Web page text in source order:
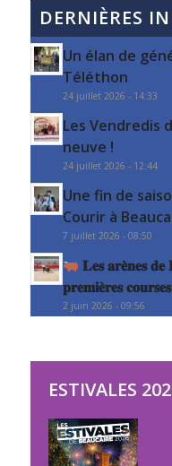
DERNIÈRES
Un élan de
Téléthon
24 juillet 2026 - 14:33
Les Vendredis
neuve !
24 juillet 2026 - 12:44
Une fin de
Courir à
7 juillet 2026 - 08:50
𝐋𝐞𝐬 𝐚𝐫𝐞̀𝐧𝐞𝐬 𝐝𝐞
𝐩𝐫𝐞𝐦𝐢𝐞̀𝐫𝐞𝐬
2 juin 2026 - 09:56
ESTIVALES